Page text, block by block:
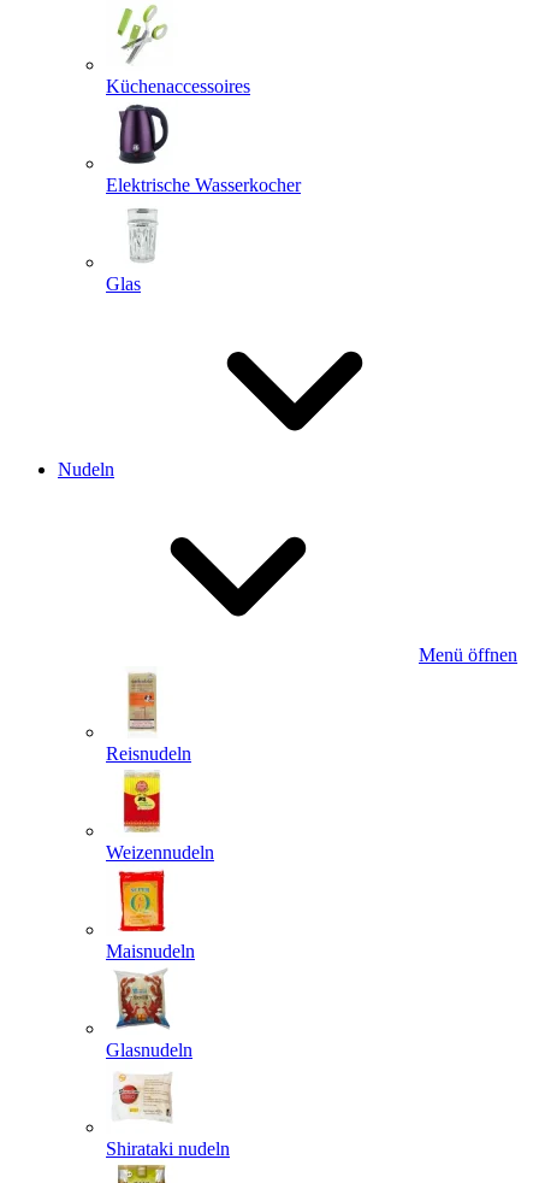
Küchenaccessoires
Elektrische Wasserkocher
Glas
Nudeln
Menü öffnen
Reisnudeln
Weizennudeln
Maisnudeln
Glasnudeln
Shirataki nudeln